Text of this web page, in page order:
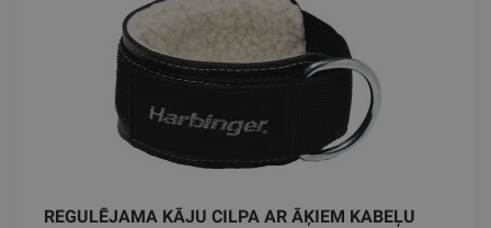
REGULĒJAMA KĀJU CILPA AR ĀĶIEM KABEĻU